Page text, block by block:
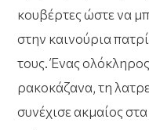
κουβέρτες ώστε να
στην καινούρια
τους. Ένας
ρακοκάζανα, τη
συνέχισε ακμαίος